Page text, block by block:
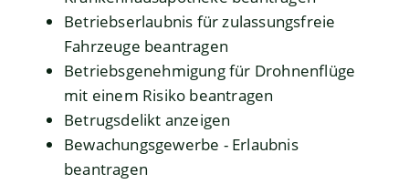
Betriebserlaubnis für zulassungsfreie
Fahrzeuge beantragen
Betriebsgenehmigung für Drohnenflüge
mit einem Risiko beantragen
Betrugsdelikt anzeigen
Bewachungsgewerbe - Erlaubnis
beantragen